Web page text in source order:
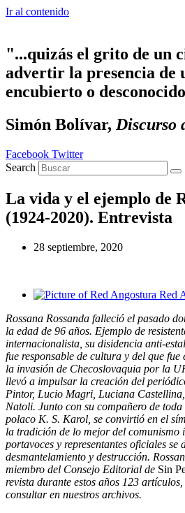
Ir al contenido
"...quizás el grito de un
advertir la presencia de
encubierto o
Simón Bolívar, Discurso
Facebook Twitter
Search
La vida y el ejemplo de
(1924-2020). Entrevista
28 septiembre, 2020
Red
Rossana Rossanda falleció el pasado
la edad de 96 años. Ejemplo de
internacionalista, su disidencia anti-
fue responsable de cultura y del que
la invasión de Checoslovaquia por la
llevó a impulsar la creación del
Pintor, Lucio Magri, Luciana
Natoli. Junto con su compañero de
polaco K. S. Karol, se convirtió en el
la tradición de lo mejor del comunismo
portavoces y representantes oficiales se
desmantelamiento y destrucción.
miembro del Consejo Editorial de Sin
revista durante estos años 123
consultar en nuestros archivos.